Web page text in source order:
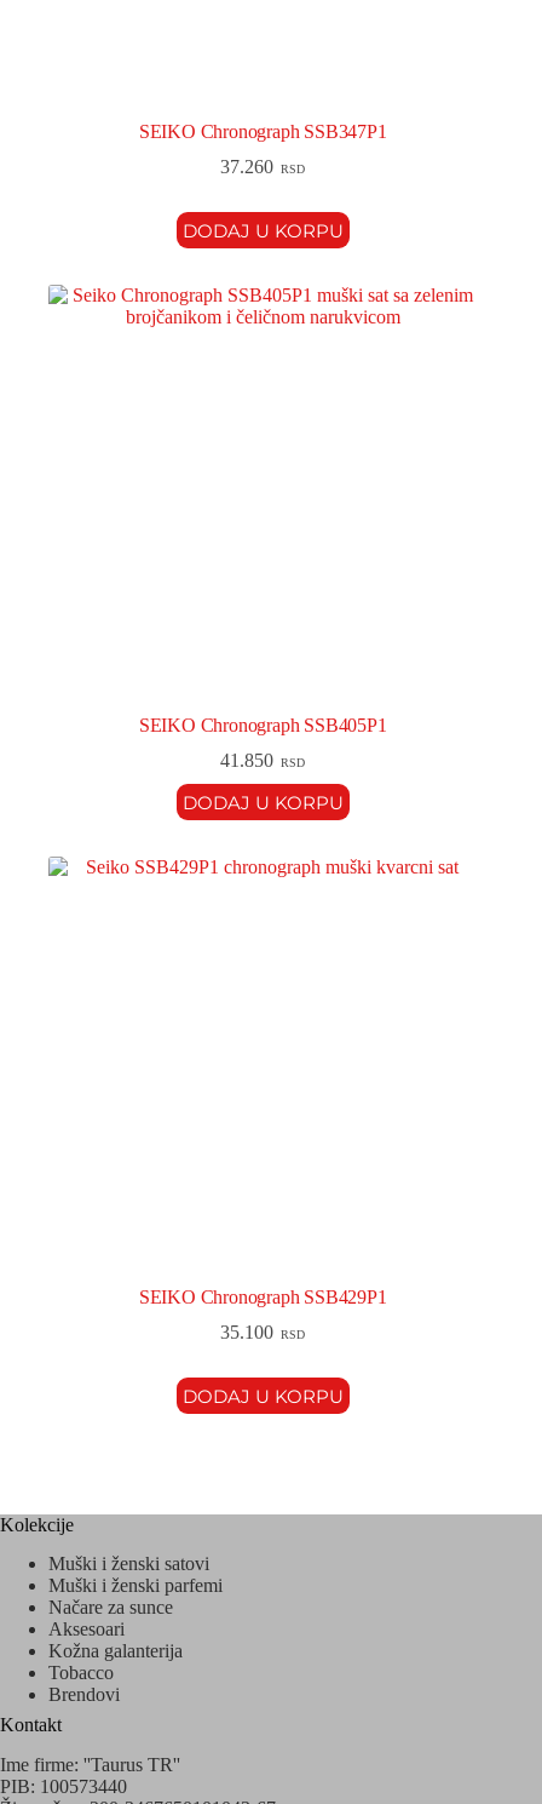
SEIKO Chronograph SSB347P1
37.260 RSD
DODAJ U KORPU
SEIKO Chronograph SSB405P1
41.850 RSD
DODAJ U KORPU
SEIKO Chronograph SSB429P1
35.100 RSD
DODAJ U KORPU
Kolekcije
Muški i ženski satovi
Muški i ženski parfemi
Načare za sunce
Aksesoari
Kožna galanterija
Tobacco
Brendovi
Kontakt
Ime firme: ''Taurus TR''
PIB: 100573440